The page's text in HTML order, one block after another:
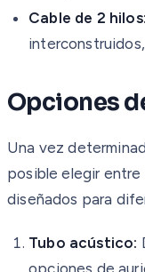
Cable de 2 hilos:
Opciones
Una vez
posible elegir entre
diseñados para
Tubo acústico:
opciones de